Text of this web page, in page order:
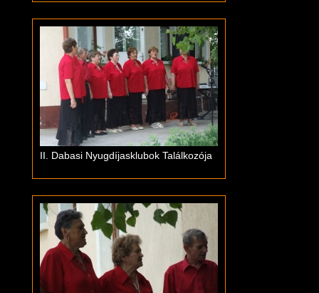
II. Dabasi Nyugdíjasklubok Találkozója